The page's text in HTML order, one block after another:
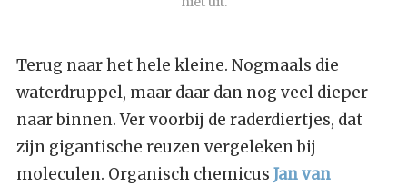
Terug naar het hele kleine. Nogmaals die
waterdruppel, maar daar dan nog veel dieper
naar binnen. Ver voorbij de raderdiertjes, dat
zijn gigantische reuzen vergeleken bij
moleculen. Organisch chemicus Jan van